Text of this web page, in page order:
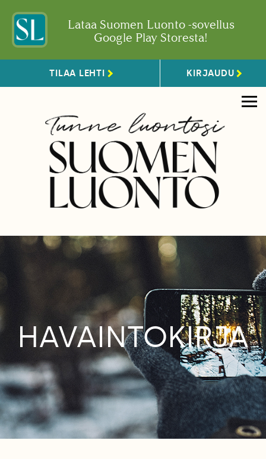
Lataa Suomen Luonto -sovellus
Google Play Storesta!
TILAA LEHTI KIRJAUDU
HAVAINTOKIRJA